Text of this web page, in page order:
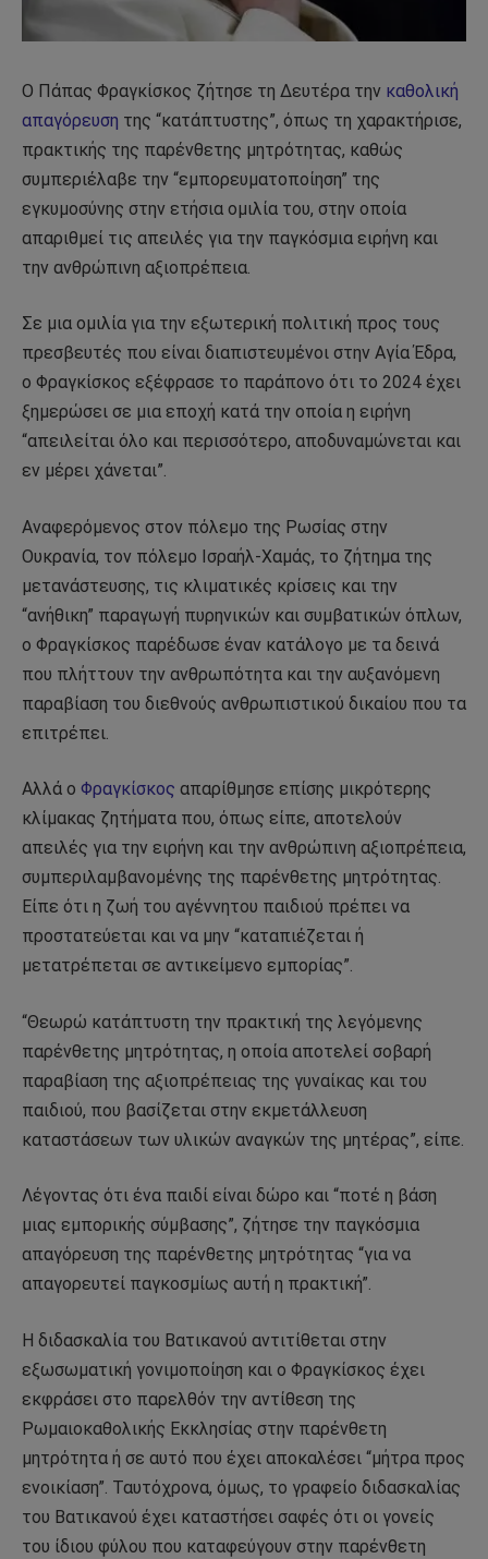
Ο Πάπας Φραγκίσκος ζήτησε τη Δευτέρα την καθολική
απαγόρευση της “κατάπτυστης”, όπως τη χαρακτήρισε,
πρακτικής της παρένθετης μητρότητας, καθώς
συμπεριέλαβε την “εμπορευματοποίηση” της
εγκυμοσύνης στην ετήσια ομιλία του, στην οποία
απαριθμεί τις απειλές για την παγκόσμια ειρήνη και
την ανθρώπινη αξιοπρέπεια.
Σε μια ομιλία για την εξωτερική πολιτική προς τους
πρεσβευτές που είναι διαπιστευμένοι στην Αγία Έδρα,
ο Φραγκίσκος εξέφρασε το παράπονο ότι το 2024 έχει
ξημερώσει σε μια εποχή κατά την οποία η ειρήνη
“απειλείται όλο και περισσότερο, αποδυναμώνεται και
εν μέρει χάνεται”.
Αναφερόμενος στον πόλεμο της Ρωσίας στην
Ουκρανία, τον πόλεμο Ισραήλ-Χαμάς, το ζήτημα της
μετανάστευσης, τις κλιματικές κρίσεις και την
“ανήθικη” παραγωγή πυρηνικών και συμβατικών όπλων,
ο Φραγκίσκος παρέδωσε έναν κατάλογο με τα δεινά
που πλήττουν την ανθρωπότητα και την αυξανόμενη
παραβίαση του διεθνούς ανθρωπιστικού δικαίου που τα
επιτρέπει.
Αλλά ο Φραγκίσκος απαρίθμησε επίσης μικρότερης
κλίμακας ζητήματα που, όπως είπε, αποτελούν
απειλές για την ειρήνη και την ανθρώπινη αξιοπρέπεια,
συμπεριλαμβανομένης της παρένθετης μητρότητας.
Είπε ότι η ζωή του αγέννητου παιδιού πρέπει να
προστατεύεται και να μην “καταπιέζεται ή
μετατρέπεται σε αντικείμενο εμπορίας”.
“Θεωρώ κατάπτυστη την πρακτική της λεγόμενης
παρένθετης μητρότητας, η οποία αποτελεί σοβαρή
παραβίαση της αξιοπρέπειας της γυναίκας και του
παιδιού, που βασίζεται στην εκμετάλλευση
καταστάσεων των υλικών αναγκών της μητέρας”, είπε.
Λέγοντας ότι ένα παιδί είναι δώρο και “ποτέ η βάση
μιας εμπορικής σύμβασης”, ζήτησε την παγκόσμια
απαγόρευση της παρένθετης μητρότητας “για να
απαγορευτεί παγκοσμίως αυτή η πρακτική”.
Η διδασκαλία του Βατικανού αντιτίθεται στην
εξωσωματική γονιμοποίηση και ο Φραγκίσκος έχει
εκφράσει στο παρελθόν την αντίθεση της
Ρωμαιοκαθολικής Εκκλησίας στην παρένθετη
μητρότητα ή σε αυτό που έχει αποκαλέσει “μήτρα προς
ενοικίαση”. Ταυτόχρονα, όμως, το γραφείο διδασκαλίας
του Βατικανού έχει καταστήσει σαφές ότι οι γονείς
του ίδιου φύλου που καταφεύγουν στην παρένθετη